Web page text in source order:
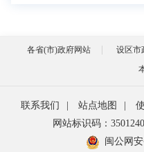
各省(市)政府网站 设区市
联系我们 站点地图
网站标识码：
闽公网安